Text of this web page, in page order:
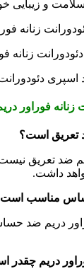
و زیبایی
زنانه
دئودورانت
فوراور
ضد تعریق
داشت.
دریم ضد